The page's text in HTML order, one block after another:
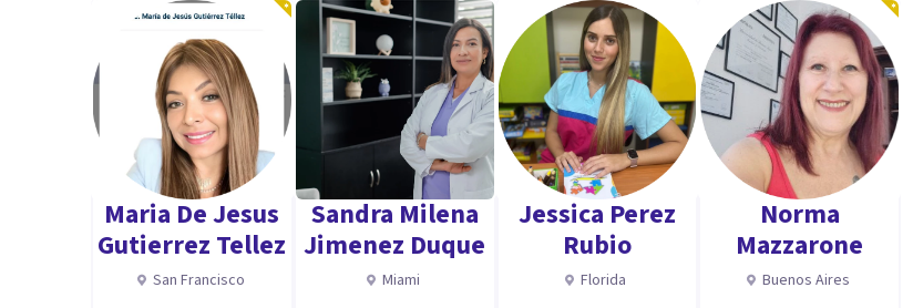
Maria De Jesus
Gutierrez Tellez
San Francisco
Sandra Milena
Jimenez Duque
Miami
Jessica Perez
Rubio
Florida
Norma
Mazzarone
Buenos Aires